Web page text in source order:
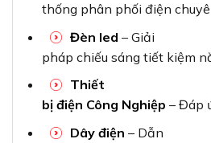
thống phân phối điện
Đèn led – Giải
pháp chiếu sáng tiết kiệm
Thiết
bị điện Công Nghiệp – Đáp
Dây điện – Dẫn